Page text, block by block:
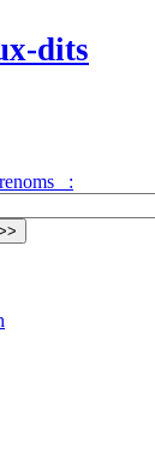
dits
: